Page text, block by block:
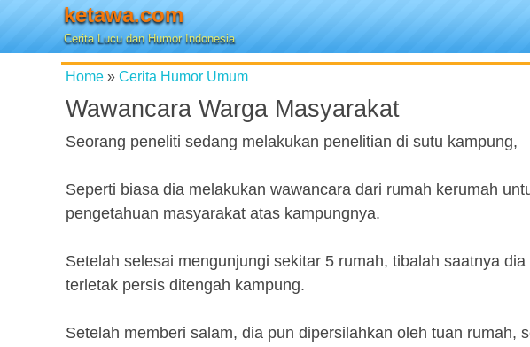
ketawa.com
Cerita Lucu dan Humor Indonesia
Home » Cerita Humor Umum
Wawancara Warga Masyarakat
Seorang peneliti sedang melakukan penelitian di sutu kampung,
Seperti biasa dia melakukan wawancara dari rumah kerumah
pengetahuan masyarakat atas kampungnya.
Setelah selesai mengunjungi sekitar 5 rumah, tibalah saatnya
terletak persis ditengah kampung.
Setelah memberi salam, dia pun dipersilahkan oleh tuan rumah,